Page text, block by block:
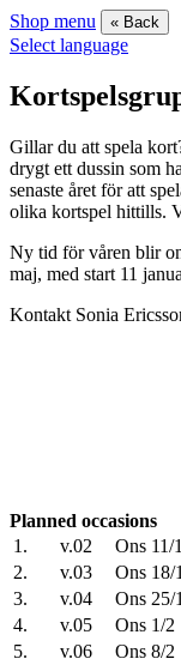
Shop menu « Back
Select language
Gillar du att spela
drygt ett dussin som
senaste året för att
olika kortspel hittills.
Ny tid för våren blir
maj, med start 11
Kontakt Sonia
Planned occasions
1.
v.02 Ons 11/1
2.
v.03 Ons 18/1
3.
v.04 Ons 25/1
4.
v.05 Ons 1/2
5.
v.06 Ons 8/2